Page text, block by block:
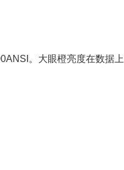
。大眼橙亮度在数据